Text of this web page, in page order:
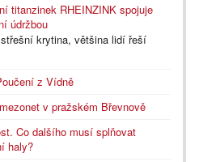
titanzinek RHEINZINK spojuje
údržbou
krytina, většina lidí řeší
z Vídně
v pražském Břevnově
Co dalšího musí splňovat
haly?